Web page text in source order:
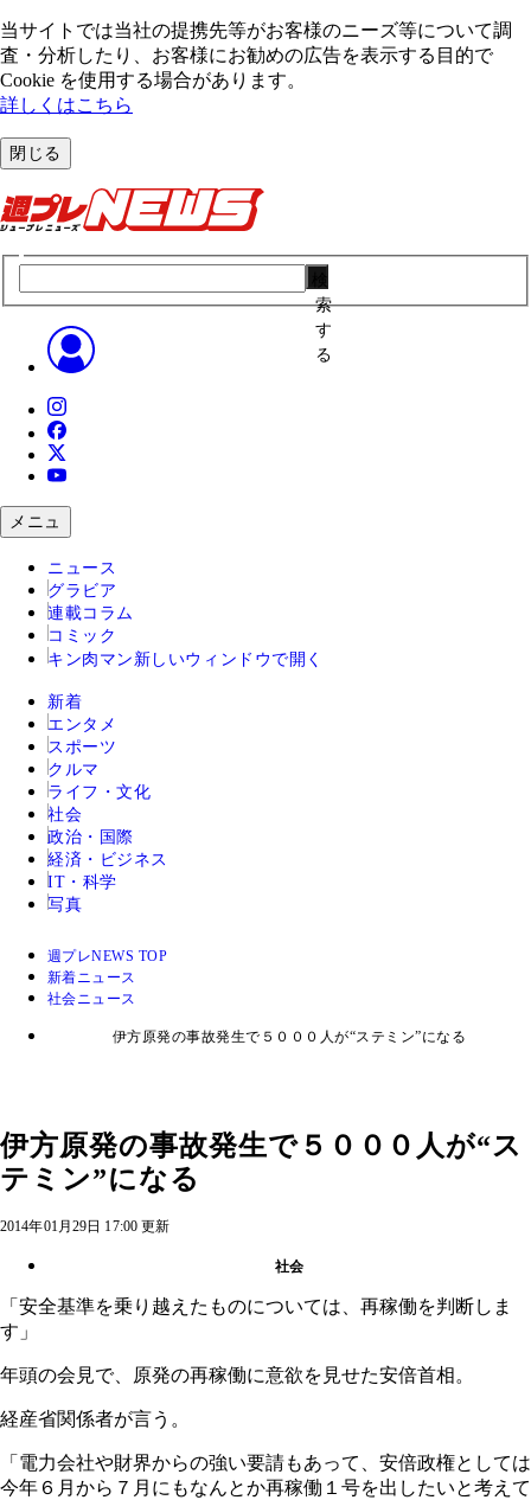
当サイトでは当社の提携先等がお客様のニーズ等について調
査・分析したり、お客様にお勧めの広告を表⽰する⽬的で
Cookie を使⽤する場合があります。
詳しくはこちら
閉じる
索
す
る
メニュ
ニュース
グラビア
連載コラム
コミック
キン肉マン 新しいウィンドウで開く
新着
エンタメ
スポーツ
クルマ
ライフ・文化
社会
政治・国際
経済・ビジネス
IT・科学
写真
週プレNEWS TOP
新着ニュース
社会ニュース
伊方原発の事故発生で５０００人が“ステミン”になる
伊方原発の事故発生で５０００人が“ス
テミン”になる
2014年01月29日 17:00 更新
社会
「安全基準を乗り越えたものについては、再稼働を判断しま
す」
年頭の会見で、原発の再稼働に意欲を見せた安倍首相。
経産省関係者が言う。
「電力会社や財界からの強い要請もあって、安倍政権としては
今年６月から７月にもなんとか再稼働１号を出したいと考えて